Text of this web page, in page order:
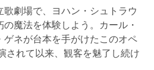
歌劇場で、ヨハン・シュトラウ
魔法を体験しよう。カール・
ネが台本を手がけたこのオペ
されて以来、観客を魅了し続け